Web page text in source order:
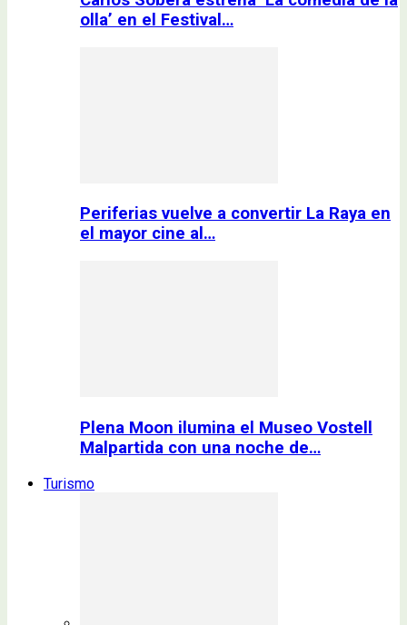
olla’ en el Festival…
Periferias vuelve a convertir La Raya en
el mayor cine al…
Plena Moon ilumina el Museo Vostell
Malpartida con una noche de…
Turismo